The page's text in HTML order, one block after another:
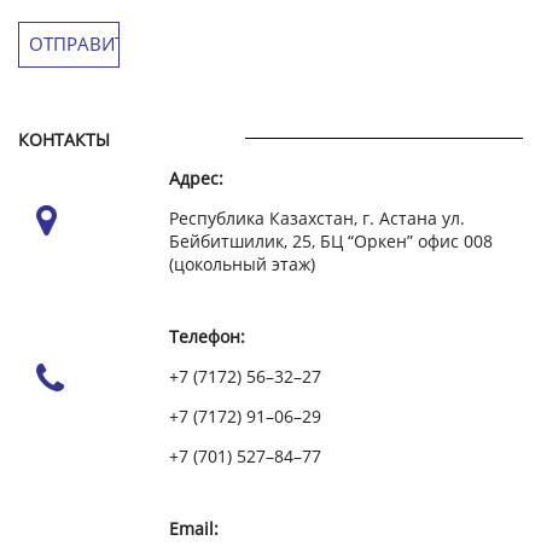
КОНТАКТЫ
Адрес:
Республика Казахстан, г. Астана ул.
Бейбитшилик, 25, БЦ “Оркен” офис 008
(цокольный этаж)
Телефон:
+7 (7172) 56–32–27
+7 (7172) 91–06–29
+7 (701) 527–84–77
Email: